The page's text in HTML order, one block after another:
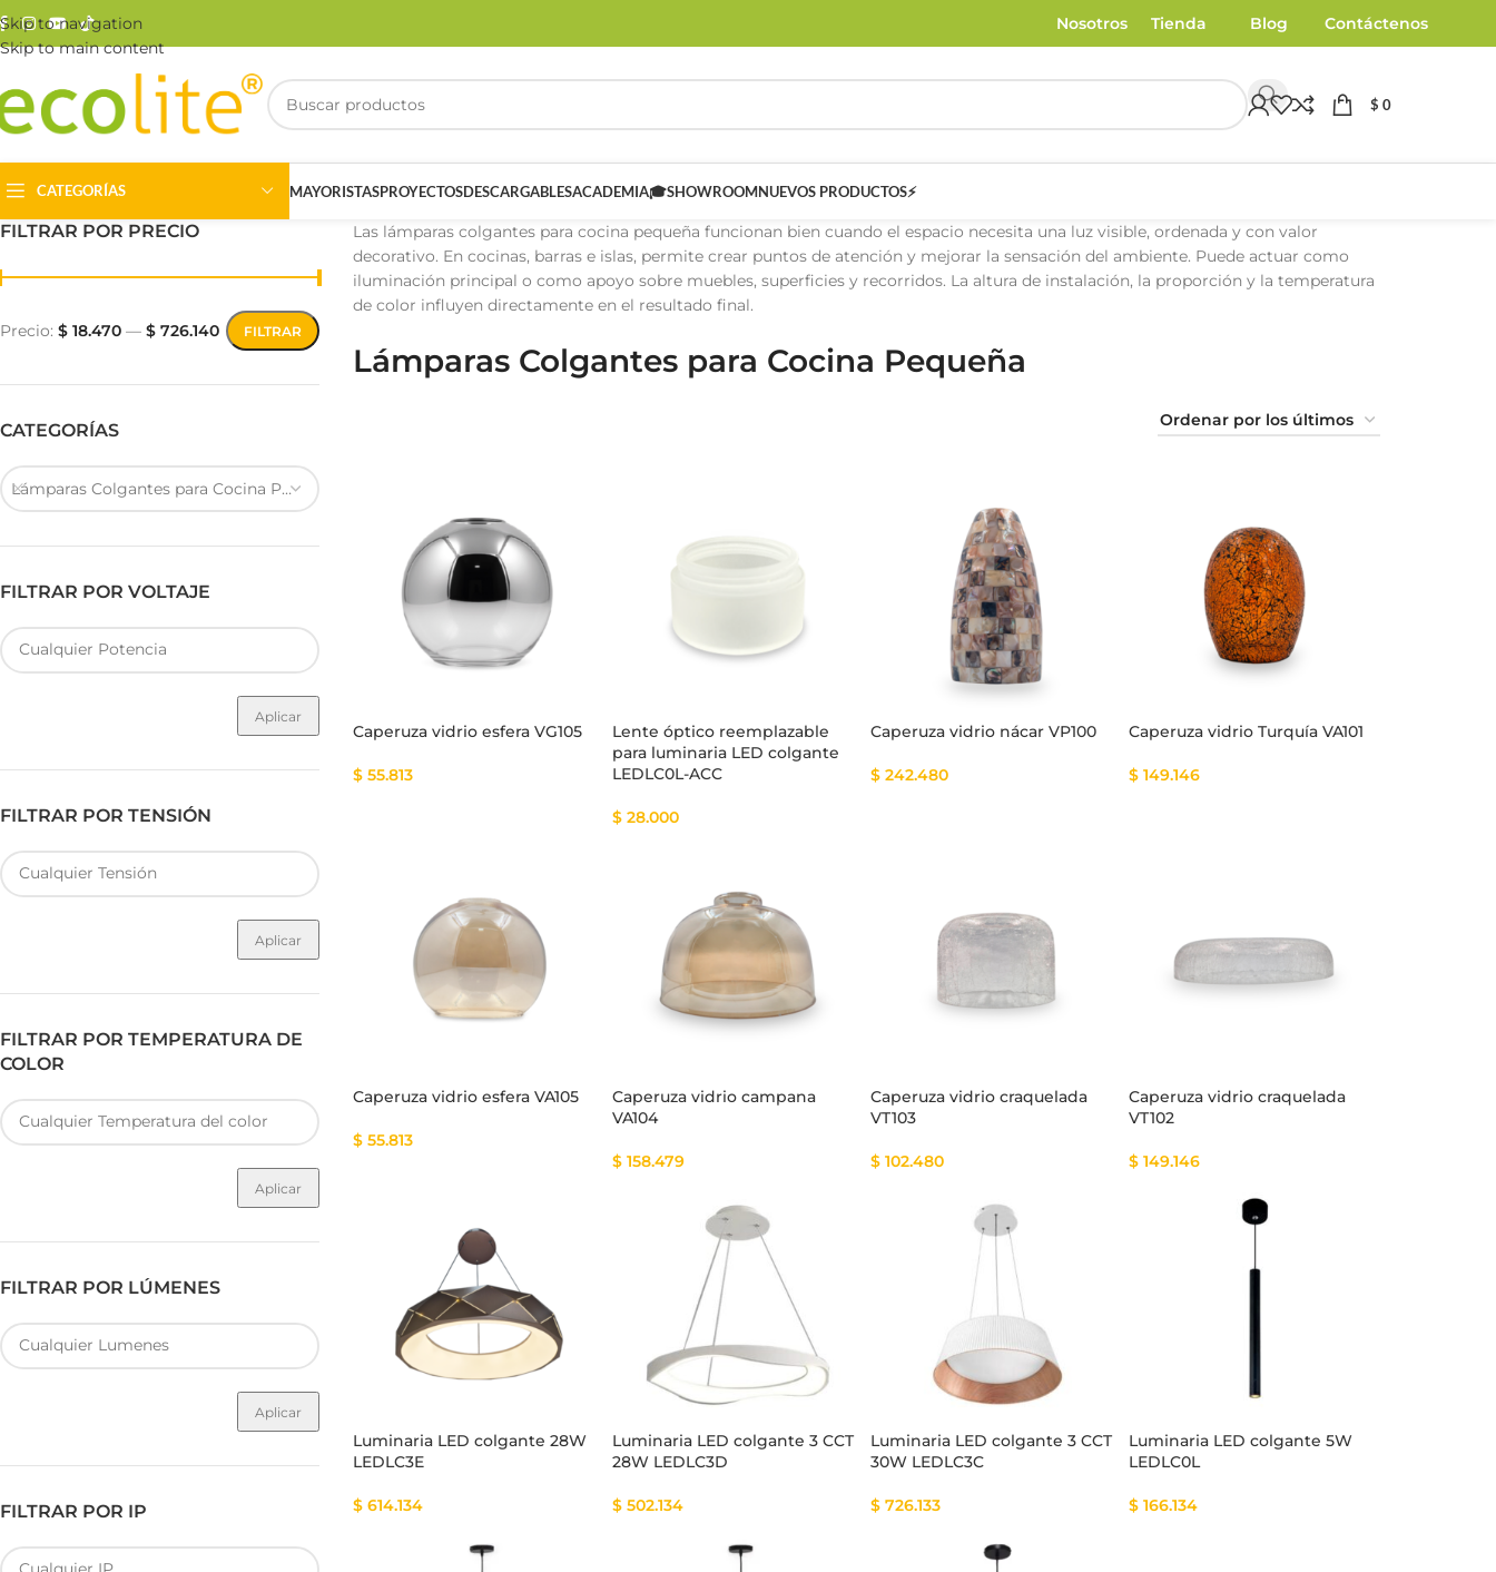
Skip to navigation
Skip to main content
Nosotros Tienda Blog Contáctenos
$ 0
CATEGORÍAS
Riel Magnético
Fuente de Poder SMART Luminarias Sistema Smart Cinta Multicolor
MAYORISTASPROYECTOSDESCARGABLESACADEMIA🎓SHOWROOMNUEVOS PRODUCTOS⚡
FILTRAR POR PRECIO
FILTRAR
Precio: $ 18.470 — $ 726.140
CATEGORÍAS
Lámparas Colgantes para Cocina Pequeña
FILTRAR POR VOLTAJE
Aplicar
FILTRAR POR TENSIÓN
Aplicar
FILTRAR POR TEMPERATURA DE
COLOR
Aplicar
FILTRAR POR LÚMENES
Aplicar
FILTRAR POR IP
Las lámparas colgantes para cocina pequeña funcionan bien cuando el espacio necesita una luz visible, ordenada y con valor
decorativo. En cocinas, barras e islas, permite crear puntos de atención y mejorar la sensación del ambiente. Puede actuar como
iluminación principal o como apoyo sobre muebles, superficies y recorridos. La altura de instalación, la proporción y la temperatura
de color influyen directamente en el resultado final.
Lámparas Colgantes para Cocina Pequeña
Caperuza vidrio esfera VG105
$ 55.813
Lente óptico reemplazable
para luminaria LED colgante
LEDLC0L-ACC
$28.000
Caperuza vidrio nácar VP100
$242.480
Caperuza vidrio Turquía VA101
$149.146
Caperuza vidrio esfera VA105
$ 55.813
Caperuza vidrio campana
VA104
$158.479
Caperuza vidrio craquelada
VT103
$102.480
Caperuza vidrio craquelada
VT102
$149.146
Luminaria LED colgante 28W
LEDLC3E
$ 614.134
Luminaria LED colgante 3 CCT
28W LEDLC3D
$502.134
Luminaria LED colgante 3 CCT
30W LEDLC3C
$726.133
Luminaria LED colgante 5W
LEDLC0L
$166.134